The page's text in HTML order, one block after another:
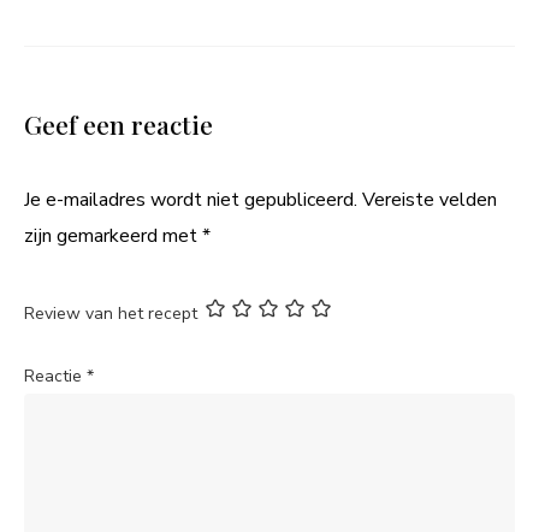
Geef een reactie
Je e-mailadres wordt niet gepubliceerd. Vereiste velden
zijn gemarkeerd met*
Review van het recept
Reactie *